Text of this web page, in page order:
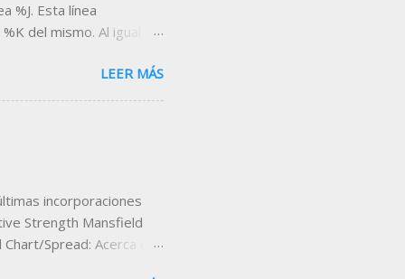
%J. Esta línea
del mismo. Al igual
encima de 100 y por
%J
nos fijamos
secundaria y la línea D
LEER MÁS
incorporaciones
Strength Mansfield
Spread: Acerca del